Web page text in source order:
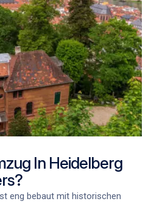
In Heidelberg
eng bebaut mit historischen